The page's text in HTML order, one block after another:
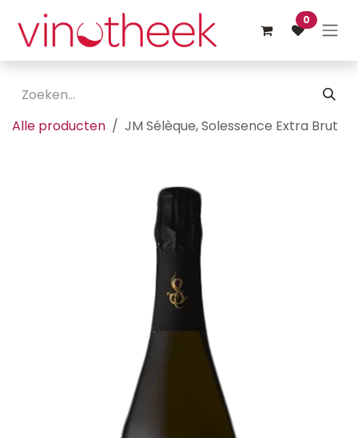
Overslaan naar inhoud
0
Alle producten JM Sélèque, Solessence Extra Brut